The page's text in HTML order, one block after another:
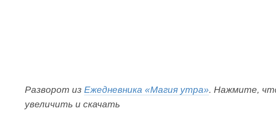
Разворот из Ежедневника «Магия утра». Нажмите,
увеличить и скачать